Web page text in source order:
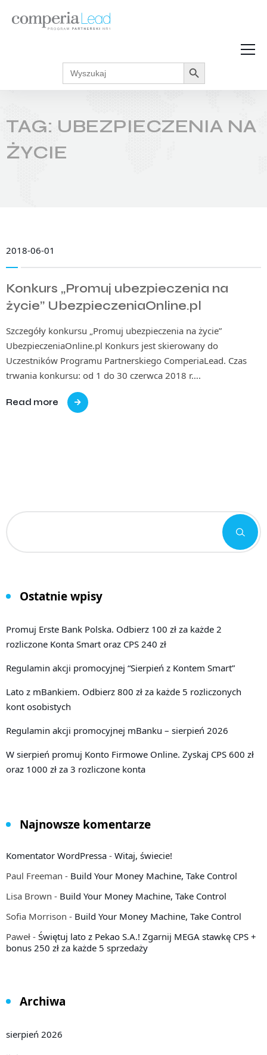
Strefa Wiedzy
Akcje promocyjne
Search
for:
Search Button
TAG: UBEZPIECZENIA NA
ŻYCIE
2018-06-01
Konkurs „Promuj ubezpieczenia na
życie” UbezpieczeniaOnline.pl
Szczegóły konkursu „Promuj ubezpieczenia na życie”
UbezpieczeniaOnline.pl Konkurs jest skierowany do
Uczestników Programu Partnerskiego ComperiaLead. Czas
trwania konkursu: od 1 do 30 czerwca 2018 r….
Read more
Ostatnie wpisy
Promuj Erste Bank Polska. Odbierz 100 zł za każde 2
rozliczone Konta Smart oraz CPS 240 zł
Regulamin akcji promocyjnej “Sierpień z Kontem Smart”
Lato z mBankiem. Odbierz 800 zł za każde 5 rozliczonych
kont osobistych
Regulamin akcji promocyjnej mBanku – sierpień 2026
W sierpień promuj Konto Firmowe Online. Zyskaj CPS 600 zł
oraz 1000 zł za 3 rozliczone konta
Najnowsze komentarze
Komentator WordPressa - Witaj, świecie!
Paul Freeman - Build Your Money Machine, Take Control
Lisa Brown - Build Your Money Machine, Take Control
Sofia Morrison - Build Your Money Machine, Take Control
Paweł - Świętuj lato z Pekao S.A.! Zgarnij MEGA stawkę CPS +
bonus 250 zł za każde 5 sprzedaży
Archiwa
sierpień 2026